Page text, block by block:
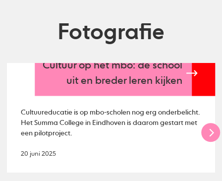
Fotografie
Cultuur op het mbo: de school
uit en breder leren kijken
Cultuureducatie is op mbo-scholen nog erg onderbelicht.
Het Summa College in Eindhoven is daarom gestart met
een pilotproject.
20 juni 2025